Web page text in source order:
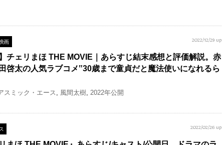
画 2022/12/29 up
チェリまほ THE MOVIE｜あらすじ結末感想と評価解説。赤
啓太の人気ラブコメ‟30歳まで童貞だと魔法使いになれるら
スミック・エース, 風間太樹, 2022年公開
2022/02/26 up